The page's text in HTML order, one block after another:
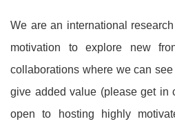
We are an international
motivation to explore new
collaborations where we can
give added value (please get in
open to hosting highly